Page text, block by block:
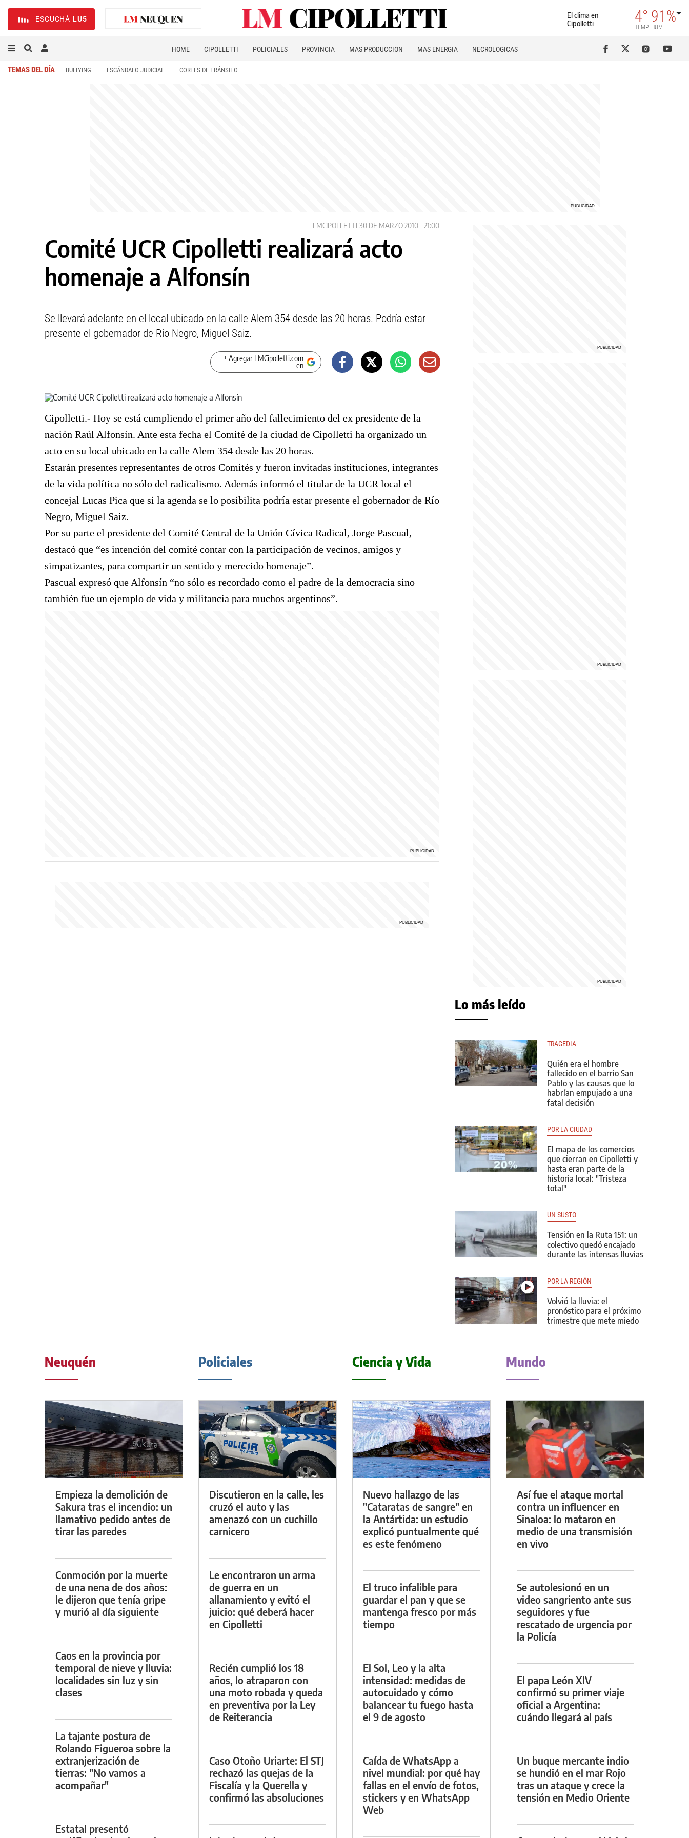
ESCUCHÁ LU5
El clima en
Cipolletti
4°
TEMP
91%
HUM
HOME CIPOLLETTI POLICIALES PROVINCIA MÁS PRODUCCIÓN MÁS ENERGÍA NECROLÓGICAS
TEMAS DEL DÍA BULLYING ESCÁNDALO JUDICIAL CORTES DE TRÁNSITO
LMCIPOLLETTI 30 DE MARZO 2010 - 21:00
Comité UCR Cipolletti realizará acto
homenaje a Alfonsín
Se llevará adelante en el local ubicado en la calle Alem 354 desde las 20 horas. Podría estar
presente el gobernador de Río Negro, Miguel Saiz.
+ Agregar LMCipolletti.com
en
Cipolletti.- Hoy se está cumpliendo el primer año del fallecimiento del ex presidente de la
nación Raúl Alfonsín. Ante esta fecha el Comité de la ciudad de Cipolletti ha organizado un
acto en su local ubicado en la calle Alem 354 desde las 20 horas.
Estarán presentes representantes de otros Comités y fueron invitadas instituciones, integrantes
de la vida política no sólo del radicalismo. Además informó el titular de la UCR local el
concejal Lucas Pica que si la agenda se lo posibilita podría estar presente el gobernador de Río
Negro, Miguel Saiz.
Por su parte el presidente del Comité Central de la Unión Cívica Radical, Jorge Pascual,
destacó que “es intención del comité contar con la participación de vecinos, amigos y
simpatizantes, para compartir un sentido y merecido homenaje”.
Pascual expresó que Alfonsín “no sólo es recordado como el padre de la democracia sino
también fue un ejemplo de vida y militancia para muchos argentinos”.
Lo más leído
TRAGEDIA
Quién era el hombre
fallecido en el barrio San
Pablo y las causas que lo
habrían empujado a una
fatal decisión
POR LA CIUDAD
El mapa de los comercios
que cierran en Cipolletti y
hasta eran parte de la
historia local: "Tristeza
total"
UN SUSTO
Tensión en la Ruta 151: un
colectivo quedó encajado
durante las intensas lluvias
POR LA REGIÓN
Volvió la lluvia: el
pronóstico para el próximo
trimestre que mete miedo
Neuquén
Empieza la demolición de
Sakura tras el incendio: un
llamativo pedido antes de
tirar las paredes
Conmoción por la muerte
de una nena de dos años:
le dijeron que tenía gripe
y murió al día siguiente
Caos en la provincia por
temporal de nieve y lluvia:
localidades sin luz y sin
clases
La tajante postura de
Rolando Figueroa sobre la
extranjerización de
tierras: "No vamos a
acompañar"
Estatal presentó
Policiales
Discutieron en la calle, les
cruzó el auto y las
amenazó con un cuchillo
carnicero
Le encontraron un arma
de guerra en un
allanamiento y evitó el
juicio: qué deberá hacer
en Cipolletti
Recién cumplió los 18
años, lo atraparon con
una moto robada y queda
en preventiva por la Ley
de Reiterancia
Caso Otoño Uriarte: El STJ
rechazó las quejas de la
Fiscalía y la Querella y
confirmó las absoluciones
Ciencia y Vida
Nuevo hallazgo de las
"Cataratas de sangre" en
la Antártida: un estudio
explicó puntualmente qué
es este fenómeno
El truco infalible para
guardar el pan y que se
mantenga fresco por más
tiempo
El Sol, Leo y la alta
intensidad: medidas de
autocuidado y cómo
balancear tu fuego hasta
el 9 de agosto
Caída de WhatsApp a
nivel mundial: por qué hay
fallas en el envío de fotos,
stickers y en WhatsApp
Web
Mundo
Así fue el ataque mortal
contra un influencer en
Sinaloa: lo mataron en
medio de una transmisión
en vivo
Se autolesionó en un
video sangriento ante sus
seguidores y fue
rescatado de urgencia por
la Policía
El papa León XIV
confirmó su primer viaje
oficial a Argentina:
cuándo llegará al país
Un buque mercante indio
se hundió en el mar Rojo
tras un ataque y crece la
tensión en Medio Oriente